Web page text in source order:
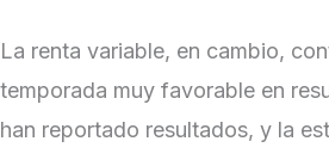
La renta variable, en cambio,
temporada muy favorable en
han reportado resultados, y la